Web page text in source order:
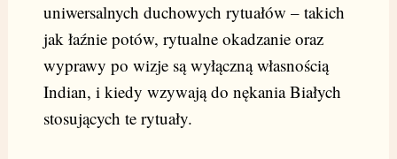
uniwersalnych duchowych rytuałów – takich
jak łaźnie potów, rytualne okadzanie oraz
wyprawy po wizje są wyłączną własnością
Indian, i kiedy wzywają do nękania Białych
stosujących te rytuały.